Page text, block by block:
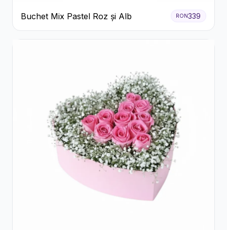
Buchet Mix Pastel Roz și Alb RON339